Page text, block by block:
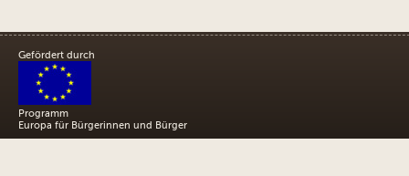
Gefördert durch
Programm
Europa für Bürgerinnen und Bürger